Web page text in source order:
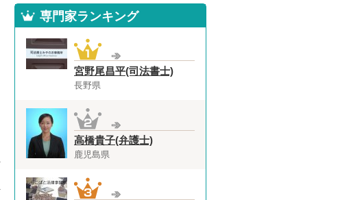
専門家ランキング
宮野尾昌平(司法書士)
長野県
高橋貴子(弁護士)
鹿児島県